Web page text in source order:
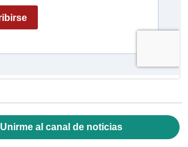
Unirme al canal de noticias